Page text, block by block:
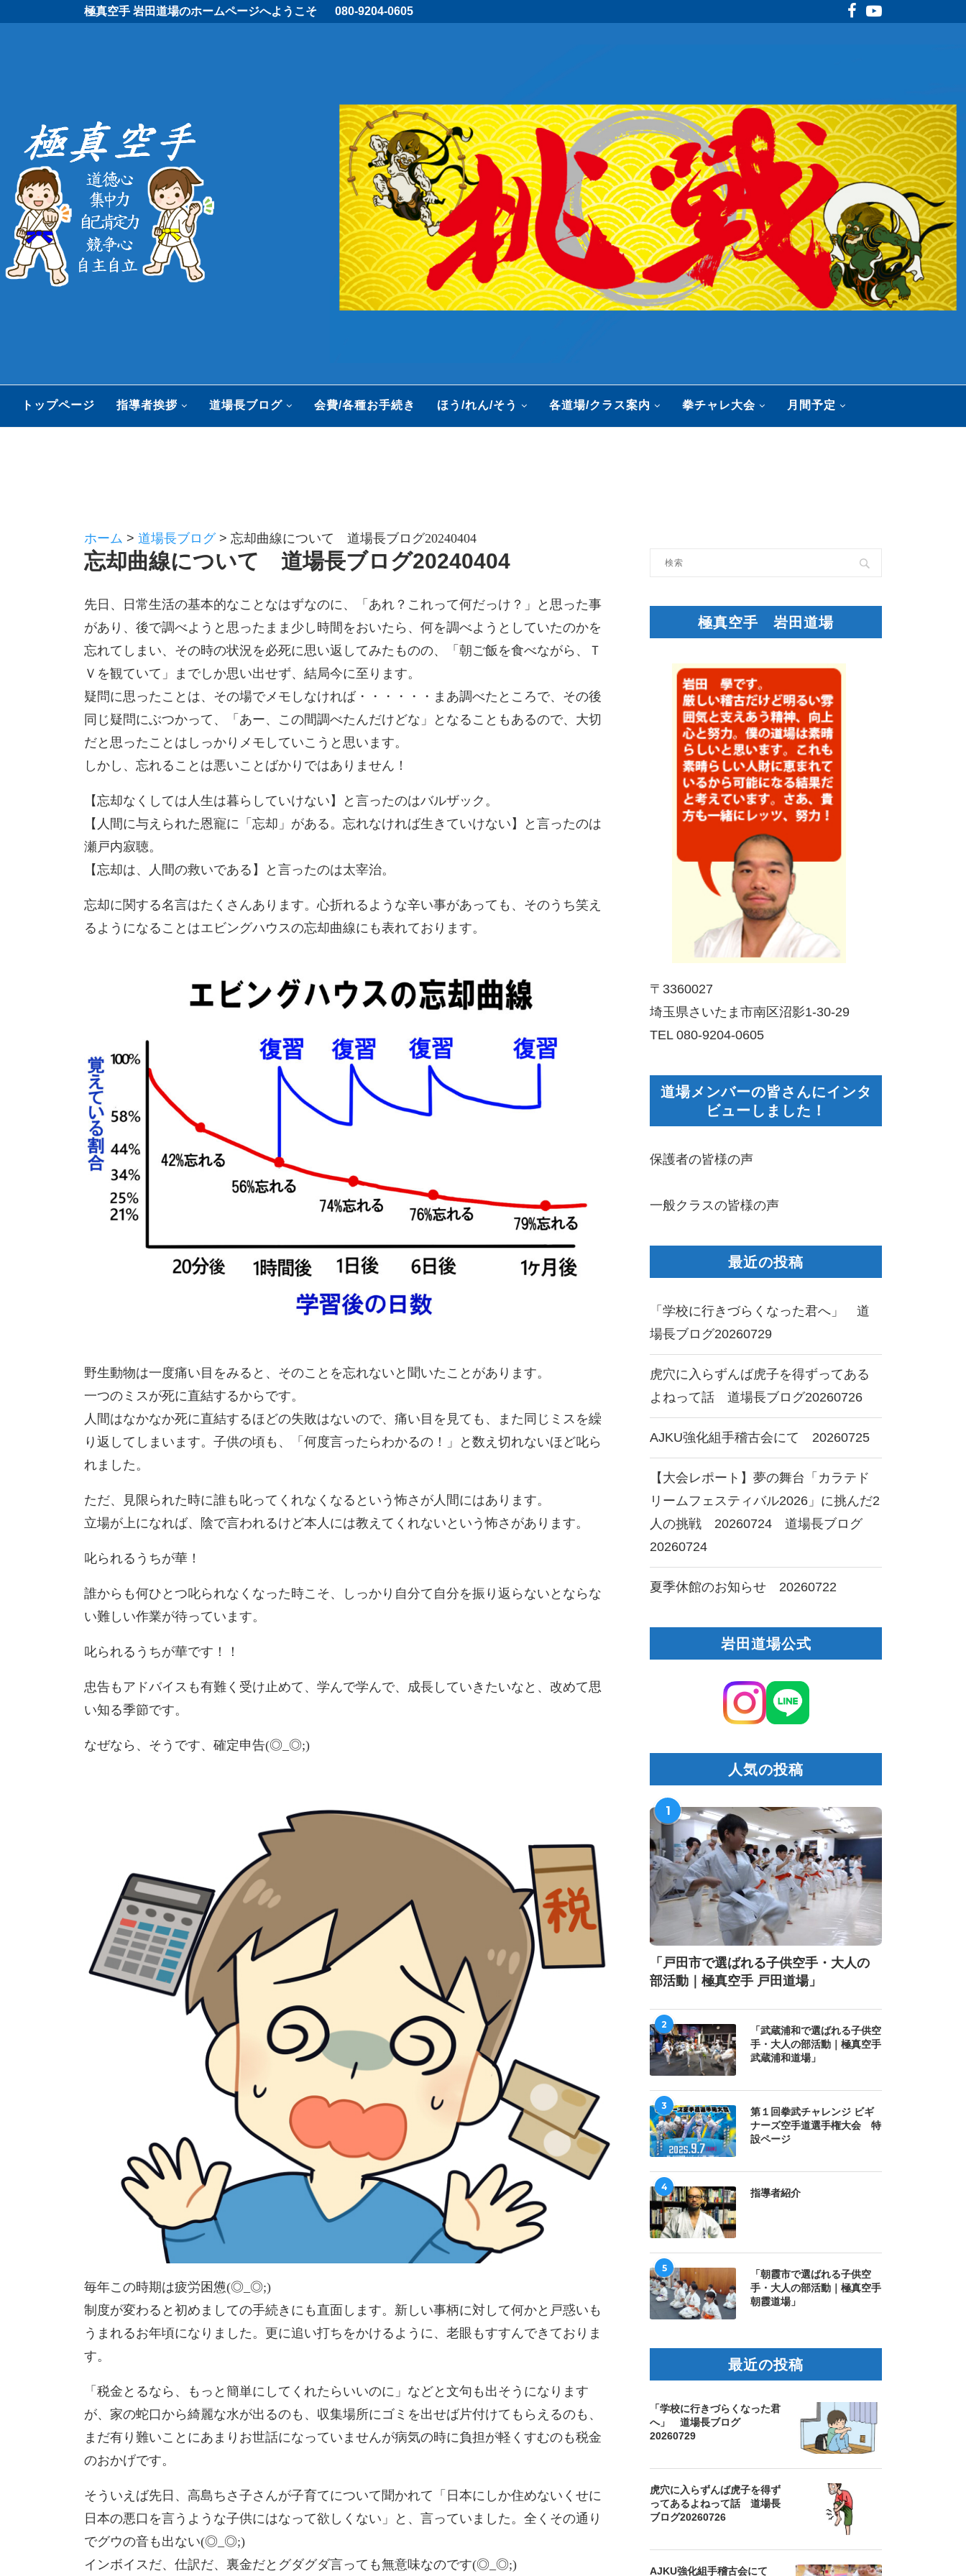
極真空手 岩田道場のホームページへようこそ 080-9204-0605
トップページ 指導者挨拶 道場長ブログ 会費/各種お手続き ほう/れん/そう 各道場/クラス案内 拳チャレ大会 月間予定
ホーム > 道場長ブログ> 忘却曲線について 道場長ブログ20240404
忘却曲線について 道場長ブログ20240404
先日、日常生活の基本的なことなはずなのに、「あれ？これって何だっけ？」と思った事
があり、後で調べようと思ったまま少し時間をおいたら、何を調べようとしていたのかを
忘れてしまい、その時の状況を必死に思い返してみたものの、「朝ご飯を食べながら、Ｔ
Ｖを観ていて」までしか思い出せず、結局今に至ります。
疑問に思ったことは、その場でメモしなければ・・・・・・まあ調べたところで、その後
同じ疑問にぶつかって、「あー、この間調べたんだけどな」となることもあるので、大切
だと思ったことはしっかりメモしていこうと思います。
しかし、忘れることは悪いことばかりではありません！
【忘却なくしては人生は暮らしていけない】と言ったのはバルザック。
【人間に与えられた恩寵に「忘却」がある。忘れなければ生きていけない】と言ったのは
瀬戸内寂聴。
【忘却は、人間の救いである】と言ったのは太宰治。
忘却に関する名言はたくさんあります。心折れるような辛い事があっても、そのうち笑え
るようになることはエビングハウスの忘却曲線にも表れております。
野生動物は一度痛い目をみると、そのことを忘れないと聞いたことがあります。
一つのミスが死に直結するからです。
人間はなかなか死に直結するほどの失敗はないので、痛い目を見ても、また同じミスを繰
り返してしまいます。子供の頃も、「何度言ったらわかるの！」と数え切れないほど叱ら
れました。
ただ、見限られた時に誰も叱ってくれなくなるという怖さが人間にはあります。
立場が上になれば、陰で言われるけど本人には教えてくれないという怖さがあります。
叱られるうちが華！
誰からも何ひとつ叱られなくなった時こそ、しっかり自分て自分を振り返らないとならな
い難しい作業が待っています。
叱られるうちが華です！！
忠告もアドバイスも有難く受け止めて、学んで学んで、成長していきたいなと、改めて思
い知る季節です。
なぜなら、そうです、確定申告(◎_◎;)
毎年この時期は疲労困憊(◎_◎;)
制度が変わると初めましての手続きにも直面します。新しい事柄に対して何かと戸惑いも
うまれるお年頃になりました。更に追い打ちをかけるように、老眼もすすんできておりま
す。
「税金とるなら、もっと簡単にしてくれたらいいのに」などと文句も出そうになります
が、家の蛇口から綺麗な水が出るのも、収集場所にゴミを出せば片付けてもらえるのも、
まだ有り難いことにあまりお世話になっていませんが病気の時に負担が軽くすむのも税金
のおかげです。
そういえば先日、高島ちさ子さんが子育てについて聞かれて「日本にしか住めないくせに
日本の悪口を言うような子供にはなって欲しくない」と、言っていました。全くその通り
でグウの音も出ない(◎_◎;)
インボイスだ、仕訳だ、裏金だとグダグダ言っても無意味なのです(◎_◎;)
極真空手 岩田道場
〒3360027
埼玉県さいたま市南区沼影1-30-29
TEL 080-9204-0605
道場メンバーの皆さんにインタ
ビューしました！
保護者の皆様の声
一般クラスの皆様の声
最近の投稿
「学校に行きづらくなった君へ」 道
場長ブログ20260729
虎穴に入らずんば虎子を得ずってある
よねって話 道場長ブログ20260726
AJKU強化組手稽古会にて 20260725
【大会レポート】夢の舞台「カラテド
リームフェスティバル2026」に挑んだ2
人の挑戦 20260724 道場長ブログ
20260724
夏季休館のお知らせ 20260722
岩田道場公式
人気の投稿
1
「戸田市で選ばれる子供空手・大人の
部活動｜極真空手 戸田道場」
2
「武蔵浦和で選ばれる子供空
手・大人の部活動｜極真空手
武蔵浦和道場」
3
第１回拳武チャレンジ ビギ
ナーズ空手道選手権大会 特
設ページ
4
指導者紹介
5
「朝霞市で選ばれる子供空
手・大人の部活動｜極真空手
朝霞道場」
最近の投稿
「学校に行きづらくなった君
へ」 道場長ブログ
20260729
虎穴に入らずんば虎子を得ず
ってあるよねって話 道場長
ブログ20260726
AJKU強化組手稽古会にて